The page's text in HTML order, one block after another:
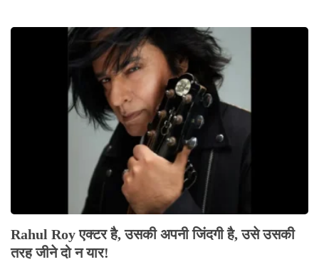
Rahul Roy एक्टर है, उसकी अपनी जिंदगी है, उसे उसकी
तरह जीने दो न यार!